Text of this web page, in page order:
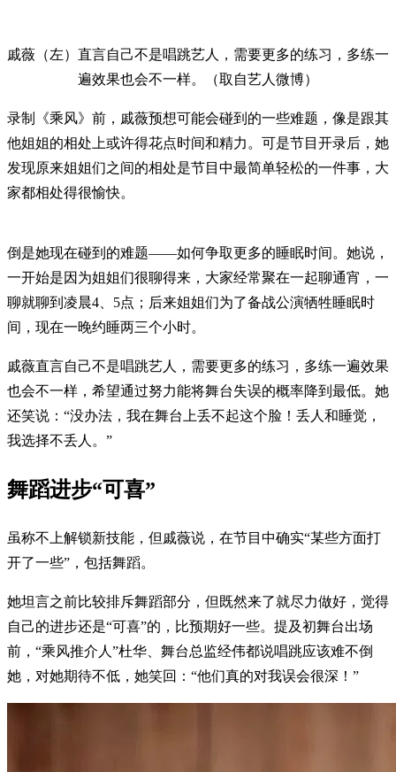
戚薇（左）直言自己不是唱跳艺人，需要更多的练习，多练一
遍效果也会不一样。（取自艺人微博）
录制《乘风》前，戚薇预想可能会碰到的一些难题，像是跟其
他姐姐的相处上或许得花点时间和精力。可是节目开录后，她
发现原来姐姐们之间的相处是节目中最简单轻松的一件事，大
家都相处得很愉快。
倒是她现在碰到的难题——如何争取更多的睡眠时间。她说，
一开始是因为姐姐们很聊得来，大家经常聚在一起聊通宵，一
聊就聊到凌晨4、5点；后来姐姐们为了备战公演牺牲睡眠时
间，现在一晚约睡两三个小时。
戚薇直言自己不是唱跳艺人，需要更多的练习，多练一遍效果
也会不一样，希望通过努力能将舞台失误的概率降到最低。她
还笑说：“没办法，我在舞台上丢不起这个脸！丢人和睡觉，
我选择不丢人。”
舞蹈进步“可喜”
虽称不上解锁新技能，但戚薇说，在节目中确实“某些方面打
开了一些”，包括舞蹈。
她坦言之前比较排斥舞蹈部分，但既然来了就尽力做好，觉得
自己的进步还是“可喜”的，比预期好一些。提及初舞台出场
前，“乘风推介人”杜华、舞台总监经伟都说唱跳应该难不倒
她，对她期待不低，她笑回：“他们真的对我误会很深！”